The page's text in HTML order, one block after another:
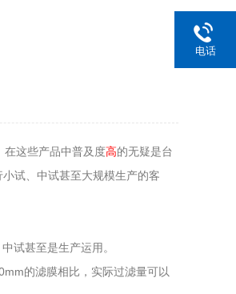
这些产品中普及度高的无疑是台
试、中试甚至大规模生产的客
试甚至是生产运用。
的滤膜相比，实际过滤量可以
电话